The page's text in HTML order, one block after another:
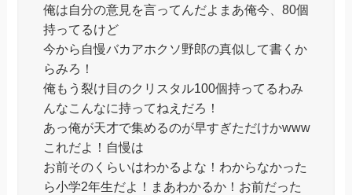
俺は自分の意見を言ってんだよまあ俺今、80個
持ってるけど
今から自慢バカアホクソ野郎の真似して書くか
らみろ！
俺もう裂け目のクリスタル100個持ってるわみ
んなこんなに持ってねえだろ！
あっ俺が天才で集めるのが早すぎただけかwww
これだよ！自慢は
お前そのくらいはわかるよな！わからなかった
ら小学2年生だよ！まあわかるか！お前だった